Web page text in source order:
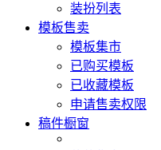
装扮列表
模板售卖
模板集市
已购买模板
已收藏模板
申请售卖权限
稿件橱窗